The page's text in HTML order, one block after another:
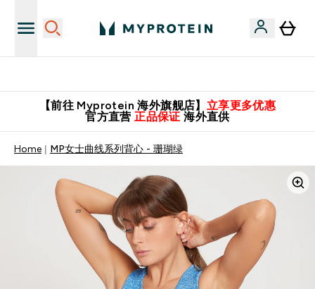
【前往 Myprotein 海外旗舰店】 立享更多优惠
官方直营 正品保证 海外直供
Home MP女士曲线系列背心 - 珊瑚绿